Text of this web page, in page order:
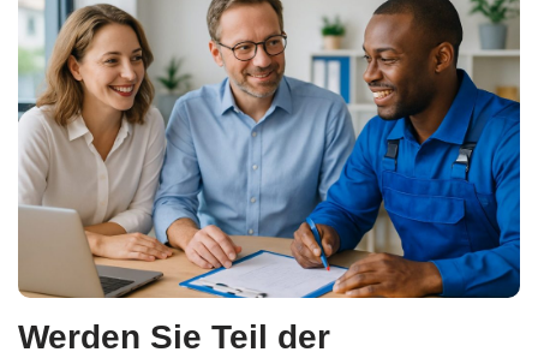
Werden Sie Teil der